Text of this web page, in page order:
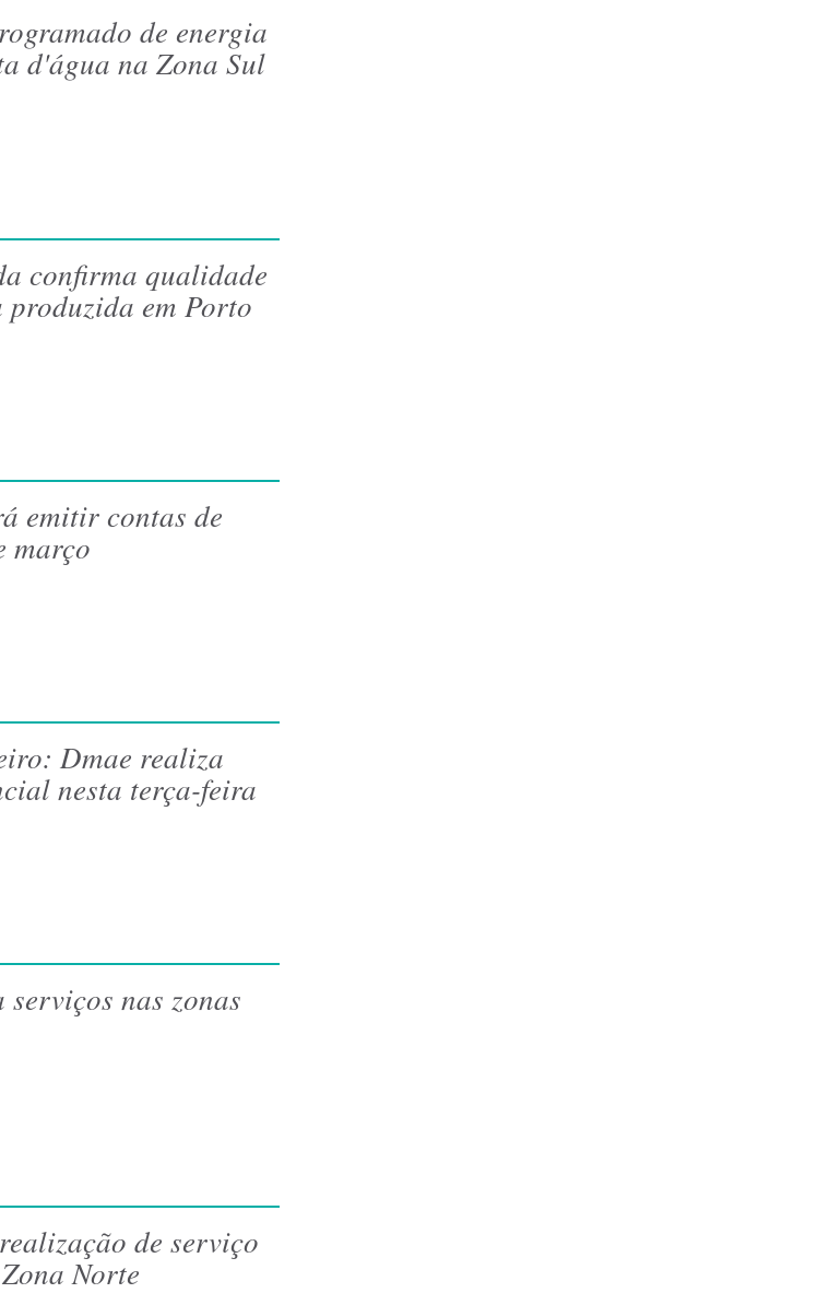
de energia
d'água na Zona Sul
confirma qualidade
em Porto
emitir contas de
março
Dmae realiza
nesta terça-feira
nas zonas
de serviço
Norte